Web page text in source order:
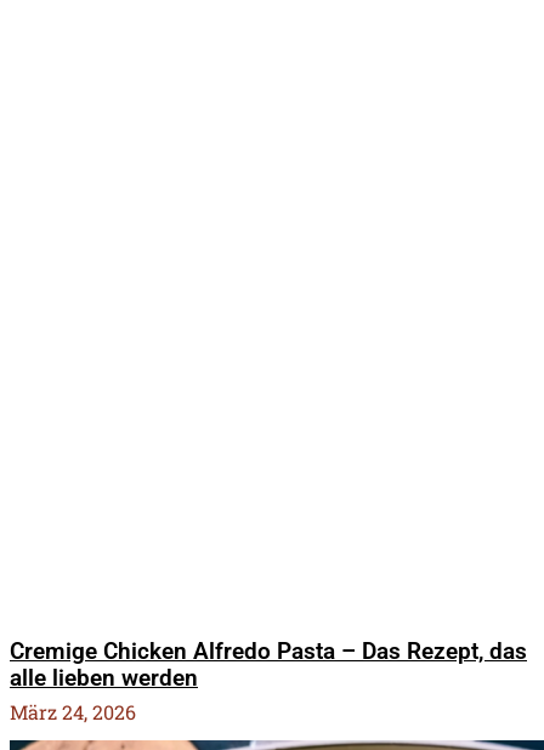
Cremige Chicken Alfredo Pasta – Das Rezept, das
alle lieben werden
März 24, 2026